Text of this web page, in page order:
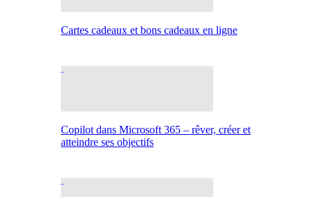
Cartes cadeaux et bons cadeaux en ligne
Copilot dans Microsoft 365 – rêver, créer et
atteindre ses objectifs